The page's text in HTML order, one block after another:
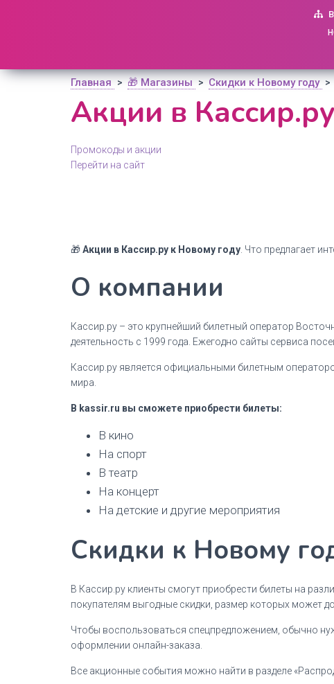
Главная > 🎁 Магазины > Скидки к Новому году >
Акции в
Промокоды и акции
Перейти на сайт
🎁Акции в Кассир.ру к Новому году . Что предлагает
О компании
Кассир.ру – это крупнейший билетный оператор
деятельность с 1999 года. Ежегодно сайты сервиса
Кассир.ру является официальными билетным
мира.
В kassir.ru вы сможете приобрести билеты:
В кино
На спорт
В театр
На концерт
На детские и другие мероприятия
Скидки к Новому
В Кассир.ру клиенты смогут приобрести билеты на
покупателям выгодные скидки, размер которых может
Чтобы воспользоваться спецпредложением, обычно
оформлении онлайн-заказа.
Все акционные события можно найти в разделе